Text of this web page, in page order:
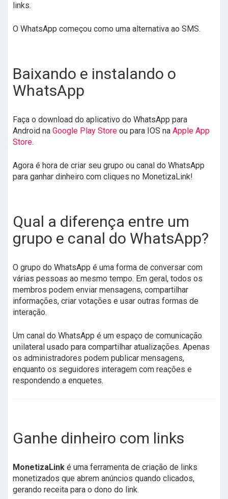
links.
O WhatsApp começou como uma alternativa ao SMS.
Baixando e instalando o
WhatsApp
Faça o download do aplicativo do WhatsApp para
Android na Google Play Store ou para IOS na Apple App
Store.
Agora é hora de criar seu grupo ou canal do WhatsApp
para ganhar dinheiro com cliques no MonetizaLink!
Qual a diferença entre um
grupo e canal do WhatsApp?
O grupo do WhatsApp é uma forma de conversar com
várias pessoas ao mesmo tempo. Em geral, todos os
membros podem enviar mensagens, compartilhar
informações, criar votações e usar outras formas de
interação.
Um canal do WhatsApp é um espaço de comunicação
unilateral usado para compartilhar atualizações. Apenas
os administradores podem publicar mensagens,
enquanto os seguidores interagem com reações e
respondendo a enquetes.
Ganhe dinheiro com links
MonetizaLink é uma ferramenta de criação de links
monetizados que abrem anúncios quando clicados,
gerando receita para o dono do link.